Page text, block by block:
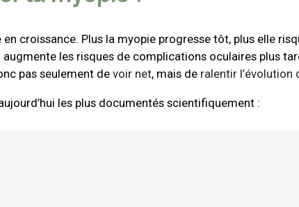
en croissance. Plus la myopie progresse tôt, plus elle
augmente les risques de complications oculaires plus
pas seulement devoir net, mais de ralentir l’évolution
les plus documentés scientifiquement :